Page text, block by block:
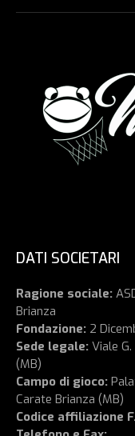
DATI SOCIETARI
Ragione sociale:
Brianza
Fondazione: 2
Sede legale: Viale
(MB)
Campo di gioco:
Carate Brianza (MB)
Codice affiliazione